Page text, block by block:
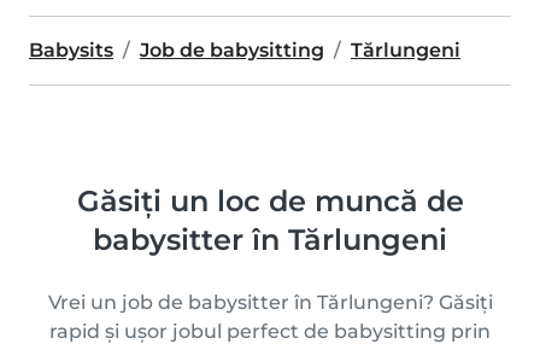
Babysits Job de babysitting Tărlungeni
Găsiți un loc de muncă de
babysitter în Tărlungeni
Vrei un job de babysitter în Tărlungeni? Găsiți
rapid și ușor jobul perfect de babysitting prin